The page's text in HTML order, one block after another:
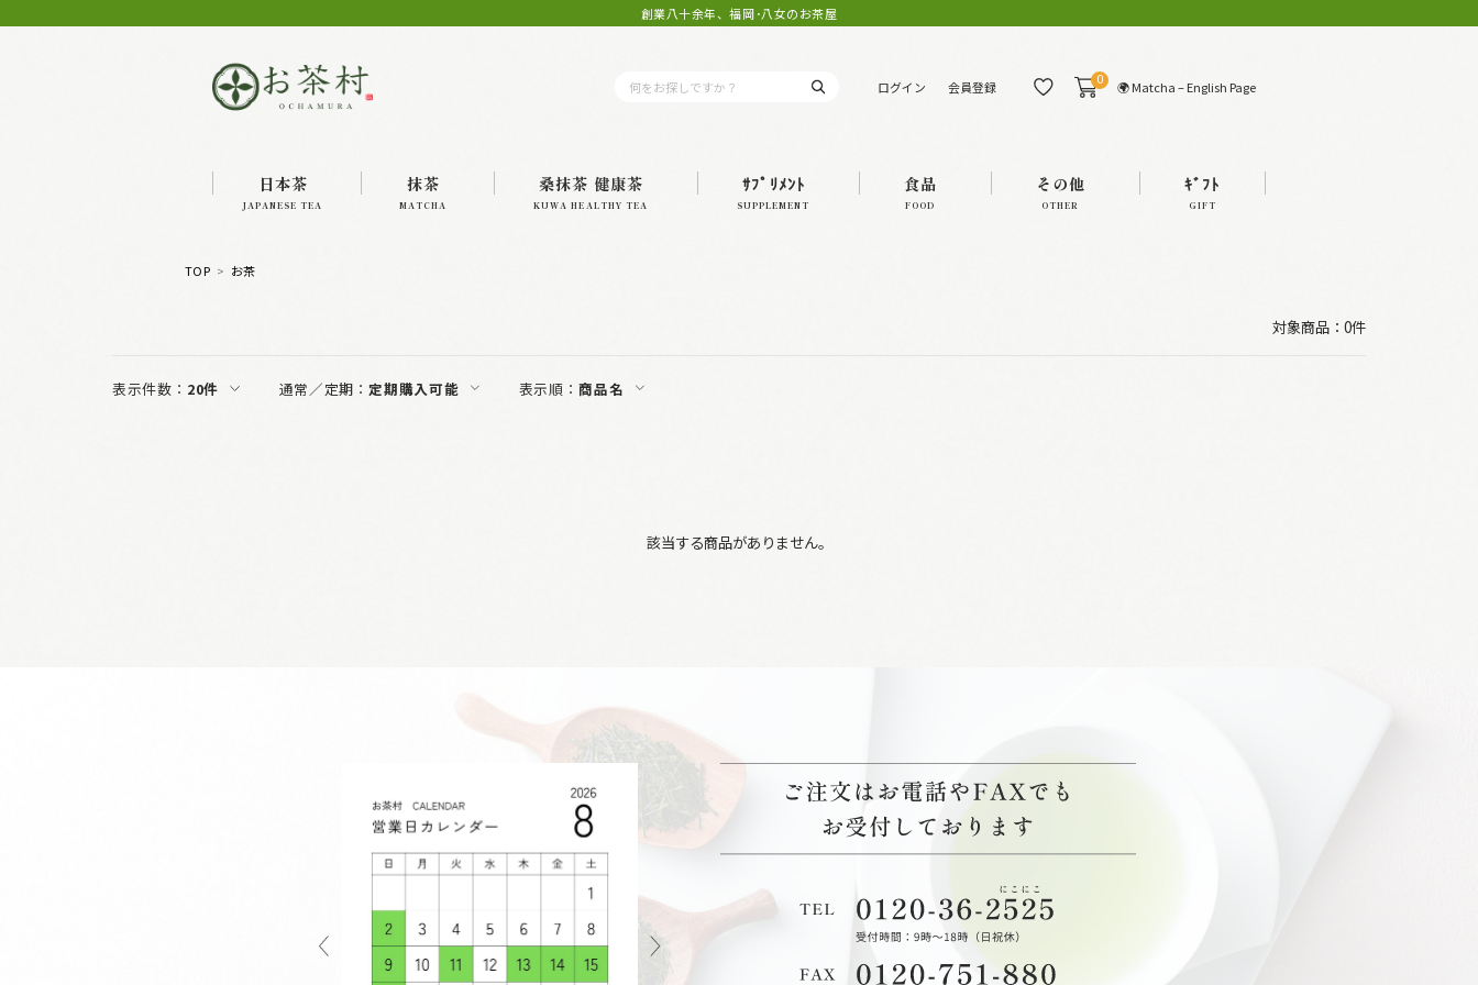
創業八十余年、福岡･八女のお茶屋
ログイン 会員登録 0 🌍 Matcha – English Page
日本茶
JAPANESE TEA
抹茶
MATCHA
桑抹茶 健康茶
KUWA HEALTHY TEA
ｻﾌﾟﾘﾒﾝﾄ
SUPPLEMENT
食品
FOOD
その他
OTHER
ｷﾞﾌﾄ
GIFT
TOP お茶
対象商品：0件
表示件数： 20件 通常／定期：定期購入可能 表示順：商品名
該当する商品がありません。